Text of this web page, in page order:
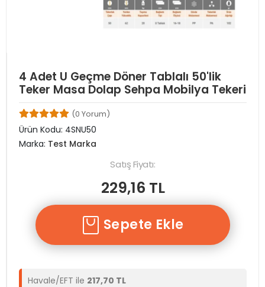
4 Adet U Geçme Döner Tablalı 50'lik
Teker Masa Dolap Sehpa Mobilya Tekeri
(0 Yorum)
Ürün Kodu: 4SNU50
Marka: Test Marka
Satış Fiyatı:
229,16 TL
Sepete Ekle
Havale/EFT ile 217,70 TL